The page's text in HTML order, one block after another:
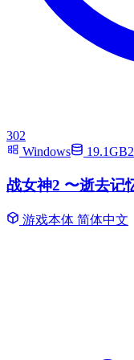
302
Windows
19.1GB
战女神2 〜逝去记
游戏本体 简体中文